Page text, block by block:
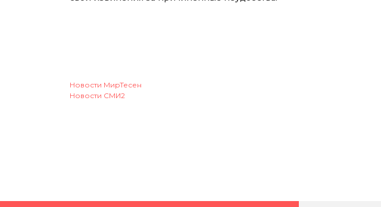
Новости МирТесен
Новости СМИ2